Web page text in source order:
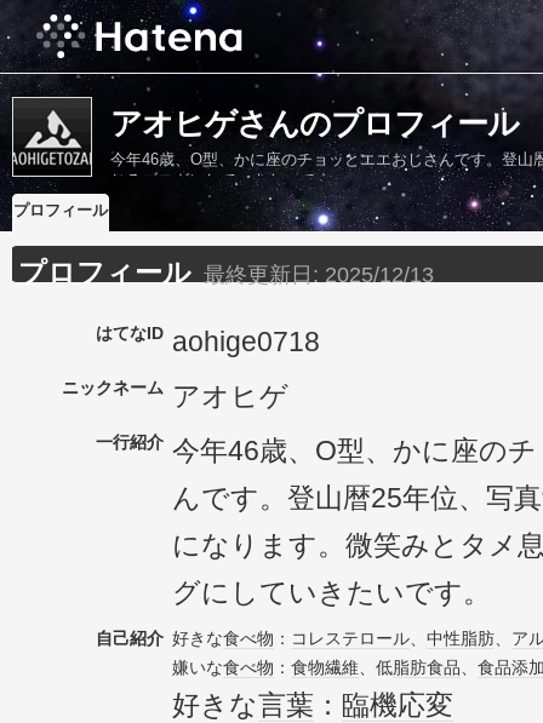
アオヒゲさんのプロフィール
今年46歳、O型、かに座のチョッとエエおじさんです。登
じるブログにしていきたいです。
プロフィール
プロフィール 最終更新日: 2025/12/13
はてなID aohige0718
ニックネーム アオヒゲ
一行紹介 今年46歳、O型、かに座の
んです。登山暦25年位、写
になります。微笑みとタメ
グにしていきたいです。
自己紹介 好きな食べ物 ： コレステロール、 中性脂肪、 ア
嫌いな食べ物 ： 食物繊維、低脂肪食品、 食品添
好きな言葉 ： 臨機応変